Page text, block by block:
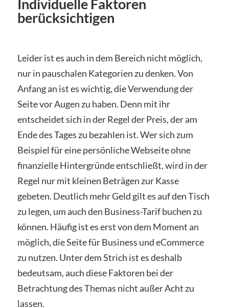
Individuelle Faktoren
berücksichtigen
Leider ist es auch in dem Bereich nicht möglich,
nur in pauschalen Kategorien zu denken. Von
Anfang an ist es wichtig, die Verwendung der
Seite vor Augen zu haben. Denn mit ihr
entscheidet sich in der Regel der Preis, der am
Ende des Tages zu bezahlen ist. Wer sich zum
Beispiel für eine persönliche Webseite ohne
finanzielle Hintergründe entschließt, wird in der
Regel nur mit kleinen Beträgen zur Kasse
gebeten. Deutlich mehr Geld gilt es auf den Tisch
zu legen, um auch den Business-Tarif buchen zu
können. Häufig ist es erst von dem Moment an
möglich, die Seite für Business und eCommerce
zu nutzen. Unter dem Strich ist es deshalb
bedeutsam, auch diese Faktoren bei der
Betrachtung des Themas nicht außer Acht zu
lassen.